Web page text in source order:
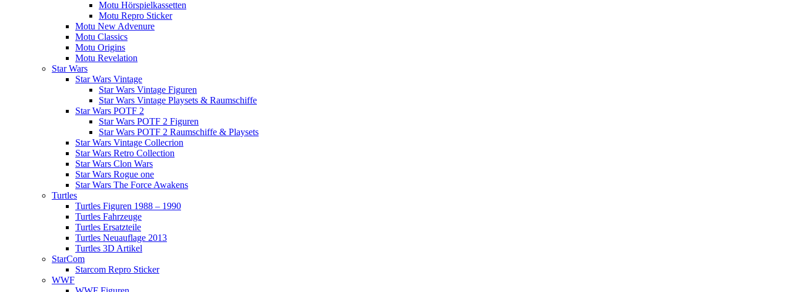
Motu Hörspielkassetten
Motu Repro Sticker
Motu New Advenure
Motu Classics
Motu Origins
Motu Revelation
Star Wars
Star Wars Vintage
Star Wars Vintage Figuren
Star Wars Vintage Playsets & Raumschiffe
Star Wars POTF 2
Star Wars POTF 2 Figuren
Star Wars POTF 2 Raumschiffe & Playsets
Star Wars Vintage Collecrion
Star Wars Retro Collection
Star Wars Clon Wars
Star Wars Rogue one
Star Wars The Force Awakens
Turtles
Turtles Figuren 1988 – 1990
Turtles Fahrzeuge
Turtles Ersatzteile
Turtles Neuauflage 2013
Turtles 3D Artikel
StarCom
Starcom Repro Sticker
WWF